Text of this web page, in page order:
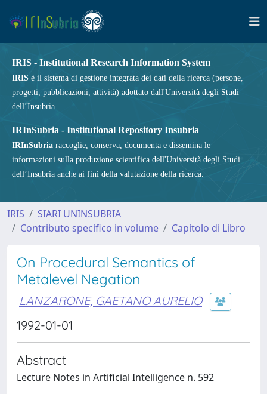
IRIS - Institutional Research Information System
IRIS è il sistema di gestione integrata dei dati della ricerca (persone,
progetti, pubblicazioni, attività) adottato dall'Università degli Studi
dell’Insubria.
IRInSubria - Institutional Repository Insubria
IRInSubria raccoglie, conserva, documenta e dissemina le
informazioni sulla produzione scientifica dell'Università degli Studi
dell’Insubria anche ai fini della valutazione della ricerca.
IRIS
SIARI UNINSUBRIA
Contributo specifico in volume
Capitolo di Libro
On Procedural Semantics of
Metalevel Negation
LANZARONE, GAETANO AURELIO
1992-01-01
Abstract
Lecture Notes in Artificial Intelligence n. 592